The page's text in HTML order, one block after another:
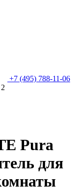
+7 (495) 788-11-06
Pura
для